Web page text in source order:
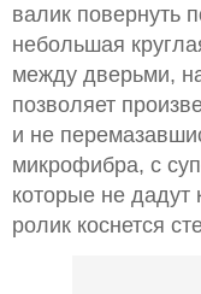
валик повернуть
небольшая
между дверьми,
позволяет
и не
микрофибра, с
которые не дадут
ролик коснется